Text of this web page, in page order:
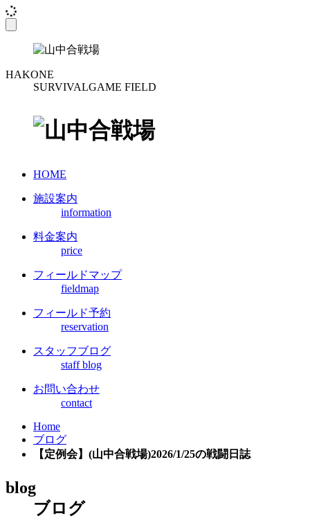
toggle
navigation
HAKONE
SURVIVALGAME FIELD
HOME
施設案内
information
料金案内
price
フィールドマップ
fieldmap
フィールド予約
reservation
スタッフブログ
staff blog
お問い合わせ
contact
Home
ブログ
【定例会】(山中合戦場)2026/1/25の戦闘日誌
blog
ブログ